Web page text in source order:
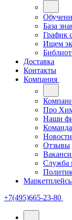
База
График
Ищем
Доставка
Контакты
Компания
Про
Наши
Команда
Новости
Отзывы
Служба
+7(495)665-23-80